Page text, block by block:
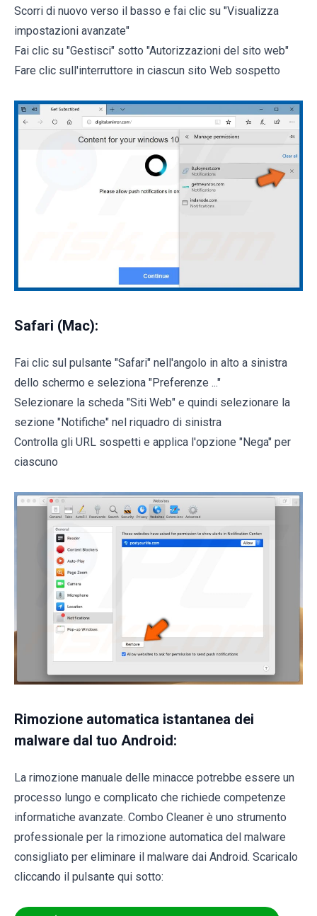
Scorri di nuovo verso il basso e fai clic su "Visualizza
impostazioni avanzate"
Fai clic su "Gestisci" sotto "Autorizzazioni del sito web"
Fare clic sull'interruttore in ciascun sito Web sospetto
Safari (Mac):
Fai clic sul pulsante "Safari" nell'angolo in alto a sinistra
dello schermo e seleziona "Preferenze ..."
Selezionare la scheda "Siti Web" e quindi selezionare la
sezione "Notifiche" nel riquadro di sinistra
Controlla gli URL sospetti e applica l'opzione "Nega" per
ciascuno
Rimozione automatica istantanea dei
malware dal tuo Android:
La rimozione manuale delle minacce potrebbe essere un
processo lungo e complicato che richiede competenze
informatiche avanzate. Combo Cleaner è uno strumento
professionale per la rimozione automatica del malware
consigliato per eliminare il malware dai Android. Scaricalo
cliccando il pulsante qui sotto: